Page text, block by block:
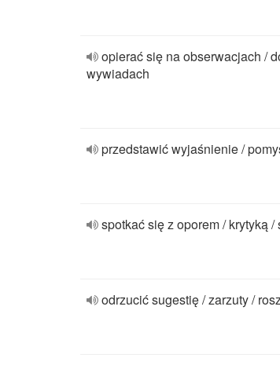
opierać się na obserwacjach /
wywiadach
przedstawić wyjaśnienie /
spotkać się z oporem / krytyką
odrzucić sugestię / zarzuty /